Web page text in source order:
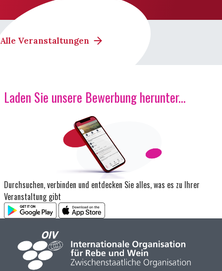
Alle Veranstaltungen
Laden Sie unsere Bewerbung herunter...
Durchsuchen, verbinden und entdecken Sie alles, was es zu Ihrer
Veranstaltung gibt